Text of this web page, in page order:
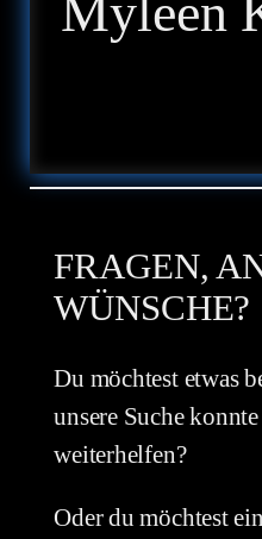
Myleen
FRAGEN,
WÜNSCHE?
Du möchtest etwas
unsere Suche
weiterhelfen?
Oder du möchtest